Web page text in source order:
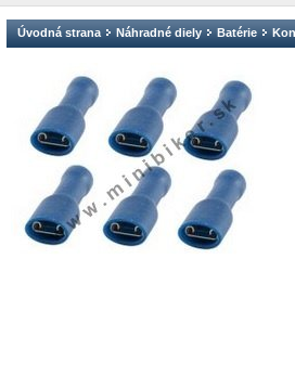
Úvodná strana Náhradné diely Batérie